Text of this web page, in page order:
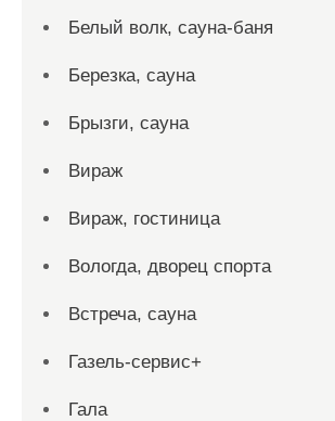
Белый волк, сауна-баня
Березка, сауна
Брызги, сауна
Вираж
Вираж, гостиница
Вологда, дворец спорта
Встреча, сауна
Газель-сервис+
Гала